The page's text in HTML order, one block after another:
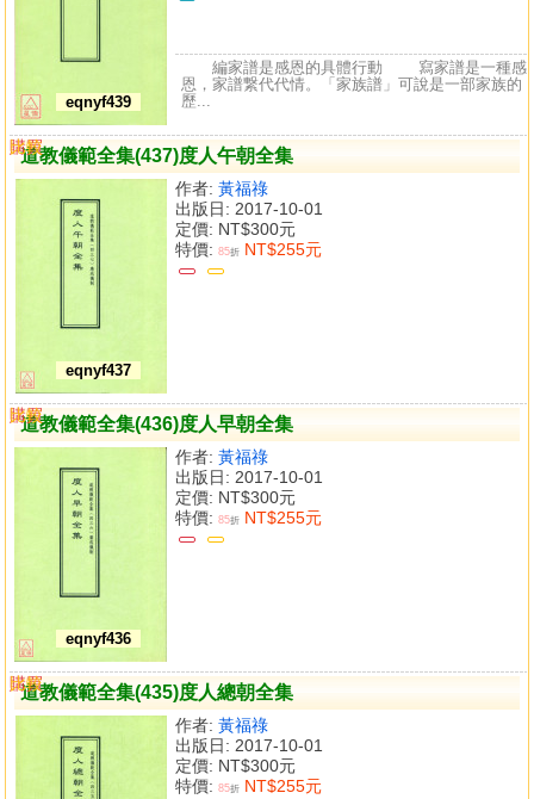
eqnyf439
編家譜是感恩的具體行動 寫家譜是一種感
恩，家譜繋代代情。「家族譜」可說是一部家族的
歷...
道教儀範全集(437)度人午朝全集
eqnyf437
作者: 黃福祿
出版日: 2017-10-01
定價: NT$300元
特價: 85折 NT$255元
購買
比較
道教儀範全集(436)度人早朝全集
eqnyf436
作者: 黃福祿
出版日: 2017-10-01
定價: NT$300元
特價: 85折 NT$255元
購買
比較
道教儀範全集(435)度人總朝全集
作者: 黃福祿
出版日: 2017-10-01
定價: NT$300元
特價: 85折 NT$255元
購買
比較